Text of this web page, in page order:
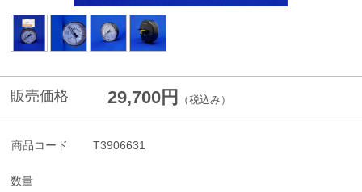
販売価格 29,700円 （税込み）
商品コード T3906631
数量